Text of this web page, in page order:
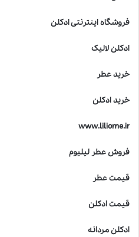
فروشگاه اینترنتی ادکلن
ادکلن لالیک
خرید عطر
خرید ادکلن
www.liliome.ir
فروش عطر لیلیوم
قیمت عطر
قیمت ادکلن
ادکلن مردانه